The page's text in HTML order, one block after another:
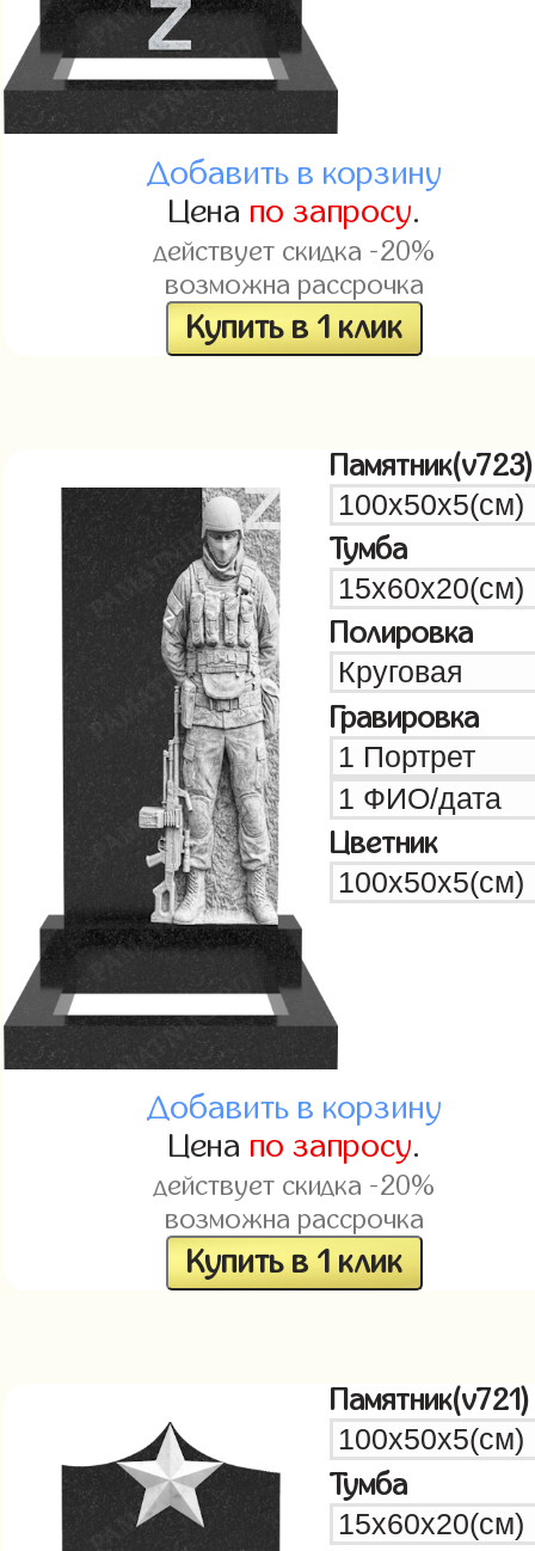
Добавить в корзину
Цена по запросу.
действует скидка -20%
возможна рассрочка
Купить в 1 клик
Памятник(v723)
Тумба
Полировка
Гравировка
Цветник
Добавить в корзину
Цена по запросу.
действует скидка -20%
возможна рассрочка
Купить в 1 клик
Памятник(v721)
Тумба